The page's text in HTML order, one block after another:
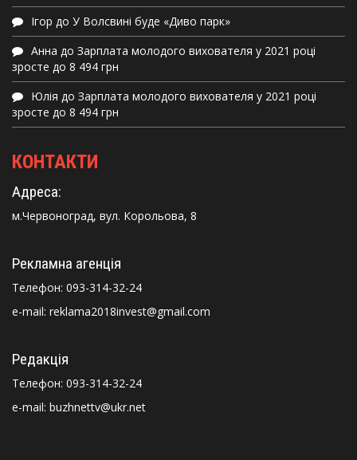
Ігор до У Волсвині буде «Диво парк»
Анна до Зарплата молодого вихователя у 2021 році
зросте до 8 494 грн
Юлія до Зарплата молодого вихователя у 2021 році
зросте до 8 494 грн
КОНТАКТИ
Адреса:
м.Червоноград, вул. Корольова, 8
Рекламна агенція
Телефон: 093-314-32-24
e-mail: reklama2018invest@gmail.com
Редакція
Телефон: 093-314-32-24
e-mail: buzhnettv@ukr.net